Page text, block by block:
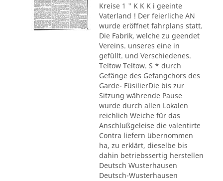
Kreise 1 " K K K i geeinte
Vaterland ! Der feierliche AN
wurde eröffnet fahrplans statt.
Die Fabrik, welche zu geendet
Vereins. unseres eine in
gefüllt. und Verschiedenes.
Teltow Teltow. S * durch
Gefänge des Gefangchors des
Garde- FüsilierDie bis zur
Sitzung währende Pause
wurde durch allen Lokalen
reichlich Weiche für das
Anschlußgeleise die valentirte
Contra liefern übernommen
ha, zu erklärt, dieselbe bis
dahin betriebssertig herstellen
Deutsch Wusterhausen
Deutsch-Wusterhausen